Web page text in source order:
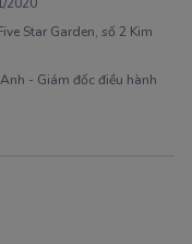
Star Garden, số 2 Kim
- Giám đốc điều hành